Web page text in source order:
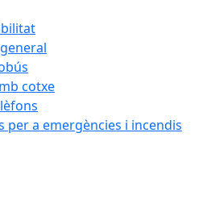
cotxe
per a emergències i incendis